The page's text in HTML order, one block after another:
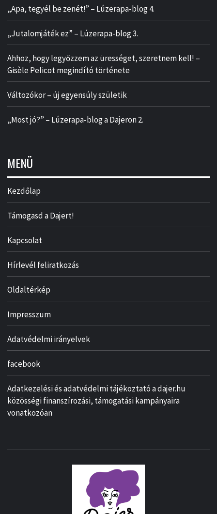
„Apa, tegyél be zenét!” – Lúzerapa-blog 4.
„Jutalomjáték ez” – Lúzerapa-blog 3.
Ahhoz, hogy legyőzzem az ürességet, szeretnem kell! –
Gisèle Pelicot megindító története
Változókor – új egyensúly születik
„Most jó?” – Lúzerapa-blog a Dajeron 2.
MENÜ
Kezdőlap
Támogasd a Dajert!
Kapcsolat
Hírlevél feliratkozás
Oldaltérkép
Impresszum
Adatvédelmi irányelvek
facebook
Adatkezelési és adatvédelmi tájékoztató a dajer.hu
közösségi finanszírozási, támogatási kampányaira
vonatkozóan